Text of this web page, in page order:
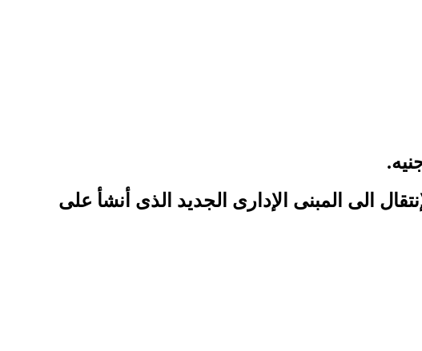
الماضى . وتستعد للإنتقال الى المبنى الإدارى الجديد الذى أنشأ على